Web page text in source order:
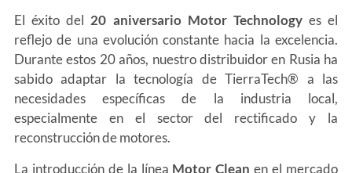
El éxito del 20 aniversario Motor Technologyes el
reflejo de una evolución constante hacia la excelencia.
Durante estos 20 años, nuestro distribuidor en Rusia ha
sabido adaptar la tecnología de TierraTech® a las
necesidades específicas de la industria local,
especialmente en el sector del rectificado y la
reconstrucción de motores.
La introducción de la línea Motor Clean en el mercado